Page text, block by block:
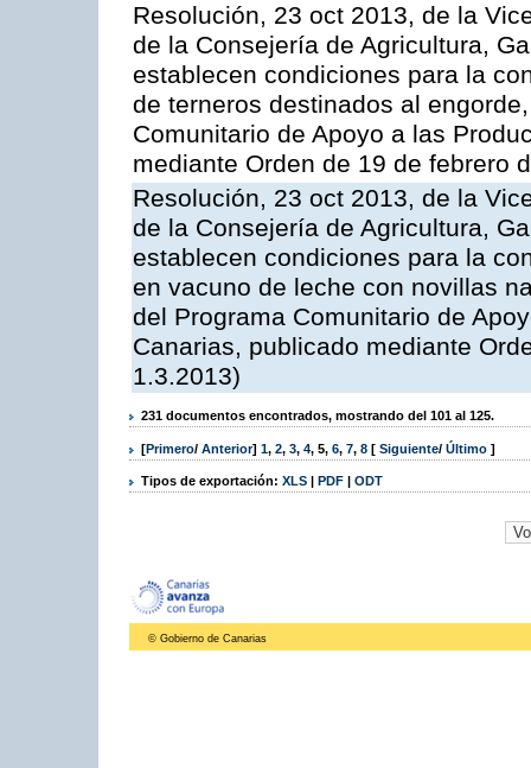
Resolución, 23 oct 2013, de la
de la Consejería de Agricultura,
establecen condiciones para la
de terneros destinados al
Comunitario de Apoyo a las
mediante Orden de 19 de febrero
Resolución, 23 oct 2013, de la
de la Consejería de Agricultura,
establecen condiciones para la
en vacuno de leche con novillas
del Programa Comunitario de
Canarias, publicado mediante
1.3.2013)
231 documentos encontrados, mostrando del 101 al 125.
[Primero/ Anterior] 1, 2, 3, 4, 5, 6, 7, 8 [ Siguiente/ Último ]
Tipos de exportación: XLS | PDF | ODT
© Gobierno de Canarias